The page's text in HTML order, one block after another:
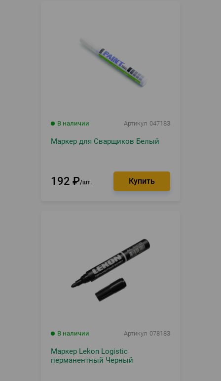
В наличии Артикул 047183
Маркер для Сварщиков Белый
192 ₽ шт.
В наличии Артикул 078183
Маркер Lekon Logistic
перманентный Черный